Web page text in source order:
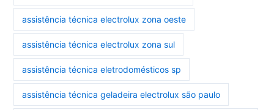
assistência técnica electrolux zona oeste
assistência técnica electrolux zona sul
assistência técnica eletrodomésticos sp
assistência técnica geladeira electrolux são paulo